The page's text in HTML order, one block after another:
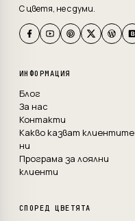
С цветя, не с думи.
ИНФОРМАЦИЯ
Блог
За нас
Контакти
Какво казват клиентите
ни
Програма за лоялни
клиенти
СПОРЕД ЦВЕТЯТА